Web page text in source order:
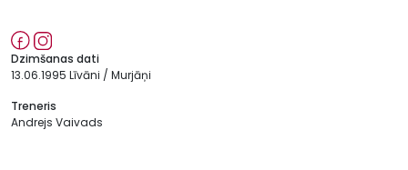
Dzimšanas dati
13.06.1995 Līvāni / Murjāņi
Treneris
Andrejs Vaivads